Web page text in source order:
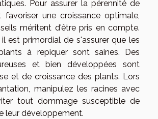
Pour assurer la pérennité de
une croissance optimale,
méritent d'être pris en compte.
est primordial de s'assurer que les
à repiquer sont saines. Des
et bien développées sont
et de croissance des plants. Lors
manipulez les racines avec
tout dommage susceptible de
leur développement.